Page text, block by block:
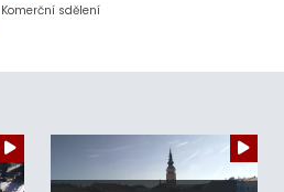
Komerční sdělení